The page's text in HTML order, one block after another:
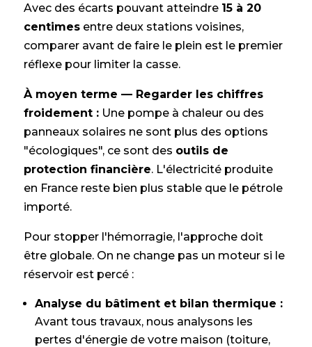
Avec des écarts pouvant atteindre 15 à 20
centimesentre deux stations voisines,
comparer avant de faire le plein est le premier
réflexe pour limiter la casse.
À moyen terme — Regarder les chiffres
froidement :Une pompe à chaleur ou des
panneaux solaires ne sont plus des options
"écologiques", ce sont des outils de
protection financière. L'électricité produite
en France reste bien plus stable que le pétrole
importé.
Pour stopper l'hémorragie, l'approche doit
être globale. On ne change pas un moteur si le
réservoir est percé :
Analyse du bâtiment et bilan thermique :
Avant tous travaux, nous analysons les
pertes d'énergie de votre maison (toiture,